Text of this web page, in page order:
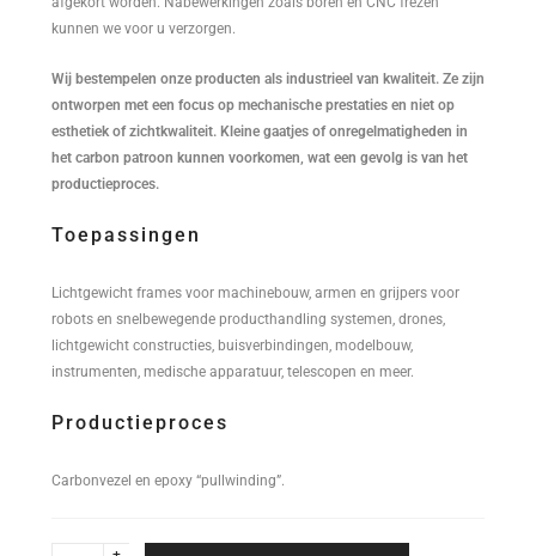
kunnen we voor u verzorgen.
Wij bestempelen onze producten als industrieel van kwaliteit. Ze zijn
ontworpen met een focus op mechanische prestaties en niet op
esthetiek of zichtkwaliteit. Kleine gaatjes of onregelmatigheden in
het carbon patroon kunnen voorkomen, wat een gevolg is van het
productieproces.
Toepassingen
Lichtgewicht frames voor machinebouw, armen en grijpers voor
robots en snelbewegende producthandling systemen, drones,
lichtgewicht constructies, buisverbindingen, modelbouw,
instrumenten, medische apparatuur, telescopen en meer.
Productieproces
Carbonvezel en epoxy “pullwinding”.